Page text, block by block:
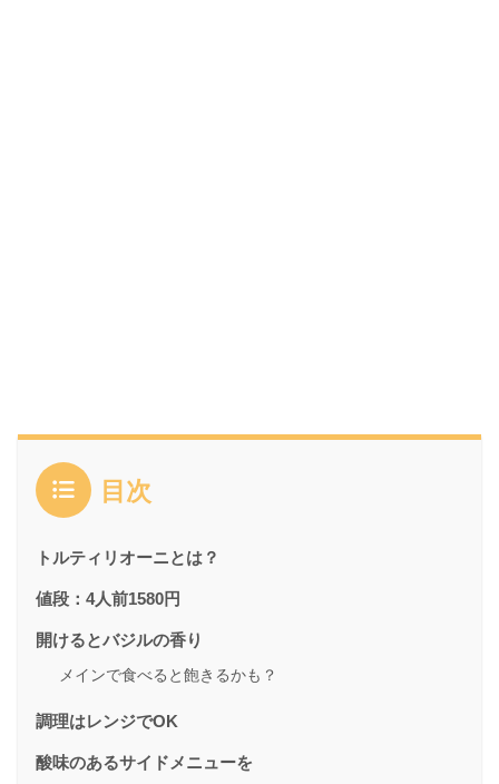
目次
トルティリオーニとは？
値段：4人前1580円
開けるとバジルの香り
メインで食べると飽きるかも？
調理はレンジでOK
酸味のあるサイドメニューを